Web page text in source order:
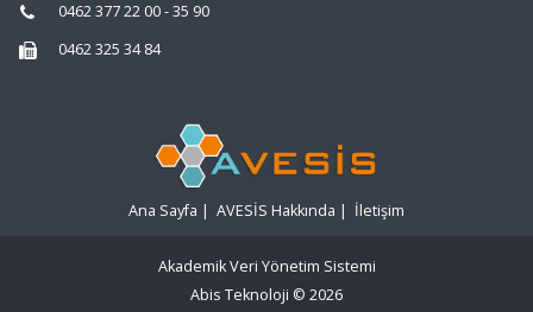
0462 377 22 00 - 35 90
0462 325 34 84
Ana Sayfa | AVESİS Hakkında | İletişim
Akademik Veri Yönetim Sistemi
Abis Teknoloji © 2026